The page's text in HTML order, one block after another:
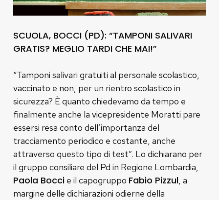
SCUOLA, BOCCI (PD): “TAMPONI SALIVARI
GRATIS? MEGLIO TARDI CHE MAI!”
“Tamponi salivari gratuiti al personale scolastico,
vaccinato e non, per un rientro scolastico in
sicurezza? È quanto chiedevamo da tempo e
finalmente anche la vicepresidente Moratti pare
essersi resa conto dell’importanza del
tracciamento periodico e costante, anche
attraverso questo tipo di test”. Lo dichiarano per
il gruppo consiliare del Pd in Regione Lombardia,
Paola Boccie il capogruppo Fabio Pizzul, a
margine delle dichiarazioni odierne della